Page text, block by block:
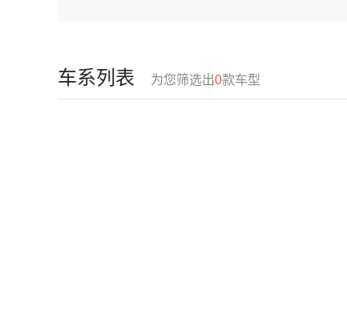
车系列表 为您筛选出0款车型